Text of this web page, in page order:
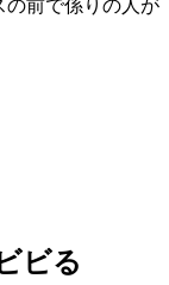
の前で係りの人が
ビる